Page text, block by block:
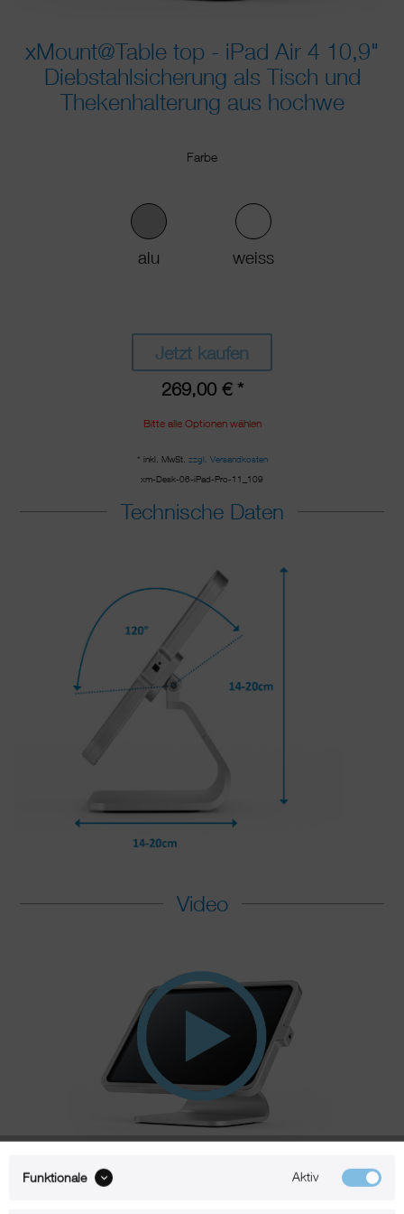
xMount@Table top - iPad Air 4 10,9"
Diebstahlsicherung als Tisch und
Thekenhalterung aus hochwe
Farbe
alu weiss
Jetzt kaufen
269,00 € *
Bitte alle Optionen wählen
* inkl. MwSt. zzgl. Versandkosten
xm-Desk-06-iPad-Pro-11_109
Technische Daten
Video
Funktionale Aktiv